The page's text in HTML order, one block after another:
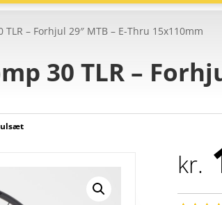
– Forhjul 29″ MTB – E-Thru 15x110mm
30 TLR –
kr.